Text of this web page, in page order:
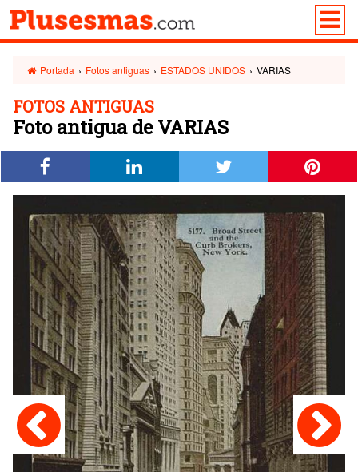
Portada › Fotos antiguas › ESTADOS UNIDOS › VARIAS
FOTOS ANTIGUAS
Foto antigua de VARIAS